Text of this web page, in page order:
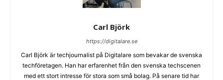
Carl Björk
https://digitalare.se
Carl Björk är techjournalist på Digitalare som bevakar de svenska
techföretagen. Han har erfarenhet från den svenska techscenen
med ett stort intresse för stora som små bolag. På senare tid har